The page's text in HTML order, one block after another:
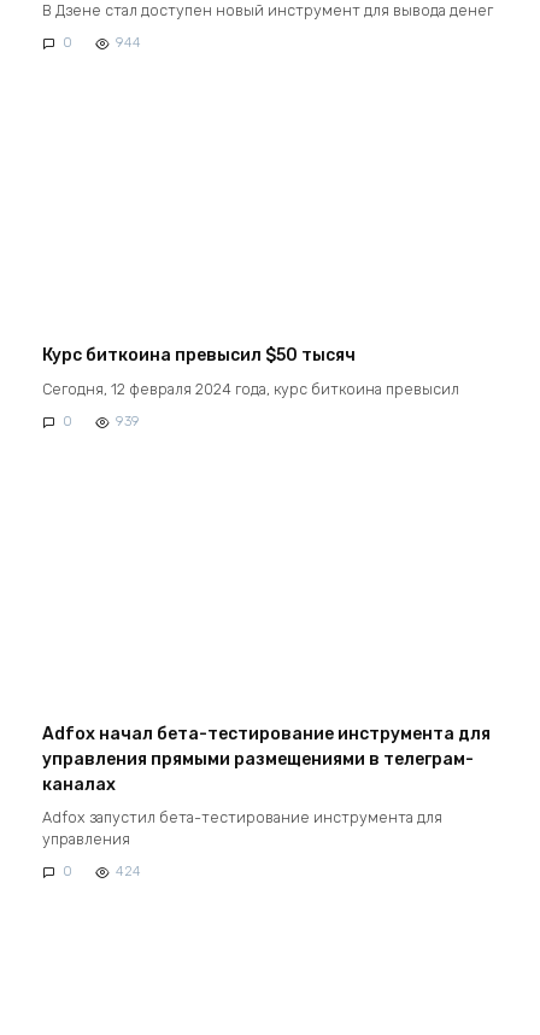
В Дзене стал доступен новый инструмент для вывода денег
0 944
Курс биткоина превысил $50 тысяч
Сегодня, 12 февраля 2024 года, курс биткоина превысил
0 939
Adfox начал бета-тестирование инструмента для
управления прямыми размещениями в телеграм-
каналах
Adfox запустил бета-тестирование инструмента для
управления
0 424